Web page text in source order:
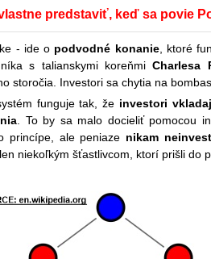
predstaviť, keď sa povie
- ide o podvodné konanie, ktoré
s talianskymi koreňmiCharlesa
storočia. Investori sa chytia na
funguje tak, že investori
. To by sa malo docieliť pomocou
princípe, ale peniaze nikam
niekoľkým šťastlivcom, ktorí prišli do